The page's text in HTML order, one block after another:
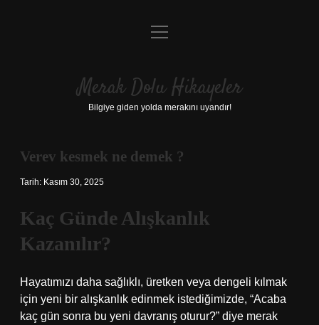
Anasayfa
Yasal Uyarı
menüyü
Merak Dolu Hikayeler
Bilgiye giden yolda merakını uyandır!
Verev kesmek ne demek ?
Tarih: Kasım 30, 2025
Kaç Günde Alışkanlık
Kazanılır?
Hayatımızı daha sağlıklı, üretken veya dengeli kılmak
için yeni bir alışkanlık edinmek istediğimizde, “Acaba
kaç gün sonra bu yeni davranış oturur?” diye merak